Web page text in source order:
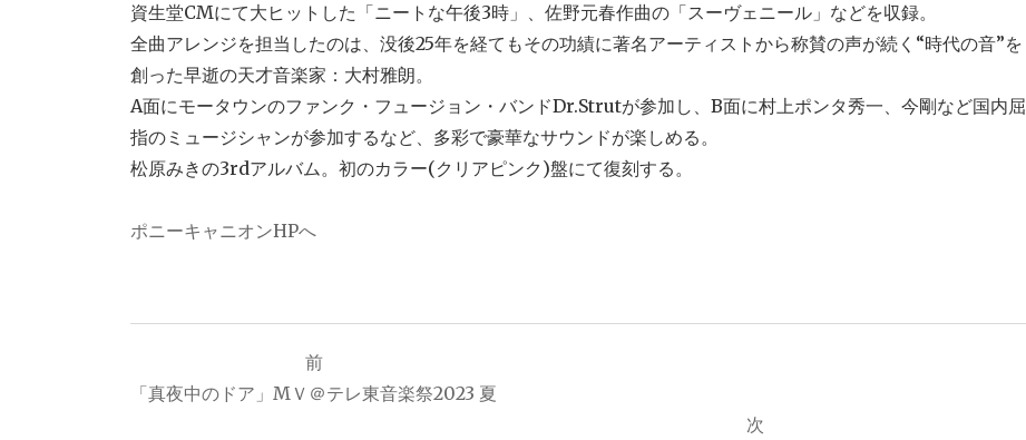
資生堂CMにて大ヒットした「ニートな午後3時」、佐野元春作曲の「スーヴェニール」などを収録。
全曲アレンジを担当したのは、没後25年を経てもその功績に著名アーティストから称賛の声が続く“時代の音”を
創った早逝の天才音楽家：大村雅朗。
A面にモータウンのファンク・フュージョン・バンドDr.Strutが参加し、B面に村上ポンタ秀一、今剛など国内屈
指のミュージシャンが参加するなど、多彩で豪華なサウンドが楽しめる。
松原みきの3rdアルバム。初のカラー(クリアピンク)盤にて復刻する。
ポニーキャニオンHPへ
投
稿
前
「真夜中のドア」MＶ＠テレ東音楽祭2023 夏
次